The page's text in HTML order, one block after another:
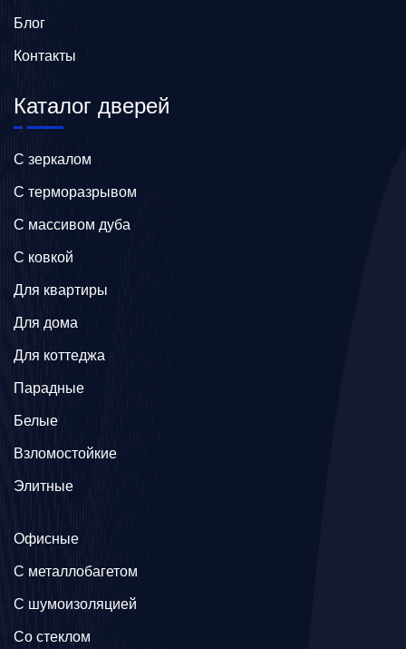
Блог
Контакты
Каталог дверей
C зеркалом
C терморазрывом
C массивом дуба
C ковкой
Для квартиры
Для дома
Для коттеджа
Парадные
Белые
Взломостойкие
Элитные
Офисные
C металлобагетом
С шумоизоляцией
Со стеклом